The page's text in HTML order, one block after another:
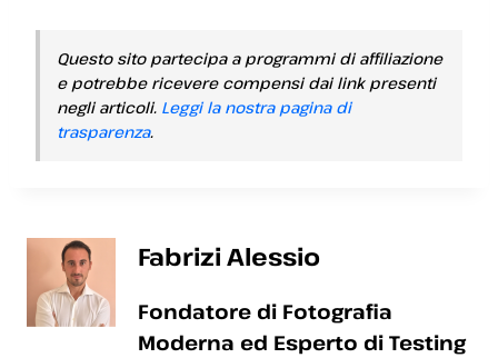
Questo sito partecipa a programmi di affiliazione
e potrebbe ricevere compensi dai link presenti
negli articoli. Leggi la nostra pagina di
trasparenza.
Fabrizi Alessio
Fondatore di Fotografia
Moderna ed Esperto di Testing